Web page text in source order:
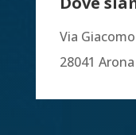
Via
28041